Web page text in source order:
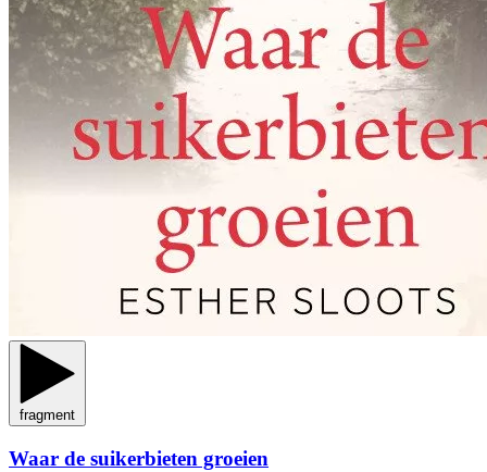
fragment
Waar de suikerbieten groeien